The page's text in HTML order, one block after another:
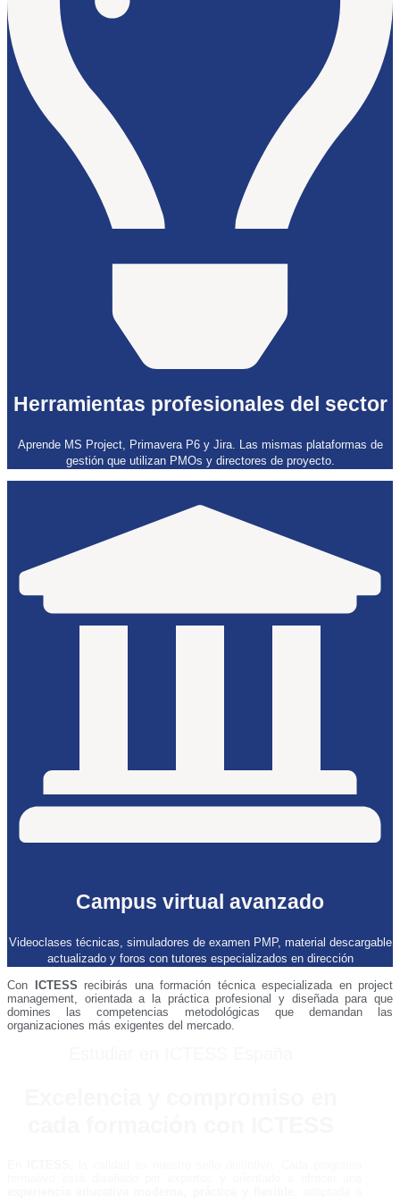
Herramientas profesionales del sector
Aprende MS Project, Primavera P6 y Jira. Las mismas plataformas de
gestión que utilizan PMOs y directores de proyecto.
Campus virtual avanzado
Videoclases técnicas, simuladores de examen PMP, material descargable
actualizado y foros con tutores especializados en dirección
Con
ICTESS recibirás una formación técnica especializada en project
management, orientada a la práctica profesional y diseñada para que
domines las competencias metodológicas que demandan las
organizaciones más exigentes del mercado.